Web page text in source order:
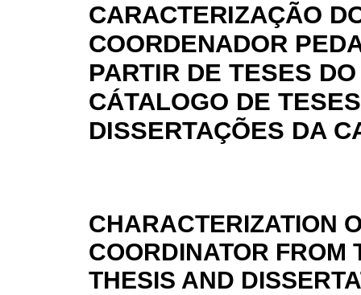
CARACTERIZAÇÃO
COORDENADOR
PARTIR DE TESES DO
CÁTALOGO DE
DISSERTAÇÕES DA
CHARACTERIZATION
COORDINATOR FROM
THESIS AND